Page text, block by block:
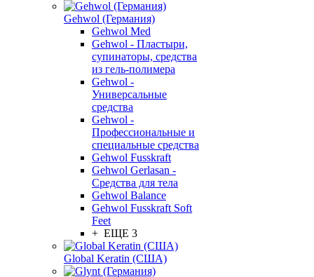
Gehwol (Германия)
Gehwol Med
Gehwol - Пластыри,
супинаторы, средства
из гель-полимера
Gehwol -
Универсальные
средства
Gehwol -
Профессиональные и
специальные средства
Gehwol Fusskraft
Gehwol Gerlasan -
Средства для тела
Gehwol Balance
Gehwol Fusskraft Soft
Feet
+ ЕЩЕ 3
Global Keratin (США)